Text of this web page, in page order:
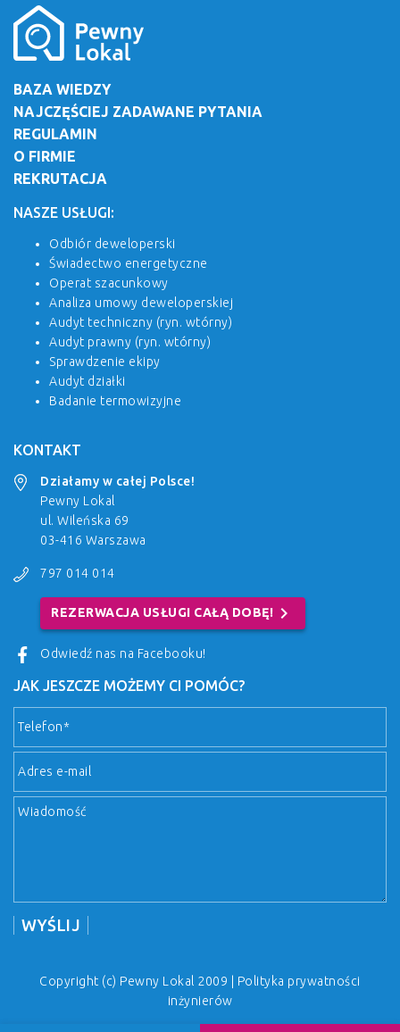
BAZA WIEDZY
NAJCZĘŚCIEJ ZADAWANE PYTANIA
REGULAMIN
O FIRMIE
REKRUTACJA
NASZE USŁUGI:
Odbiór deweloperski
Świadectwo energetyczne
Operat szacunkowy
Analiza umowy deweloperskiej
Audyt techniczny (ryn. wtórny)
Audyt prawny (ryn. wtórny)
Sprawdzenie ekipy
Audyt działki
Badanie termowizyjne
KONTAKT
Działamy w całej Polsce!
Pewny Lokal
ul. Wileńska 69
03-416 Warszawa
797 014 014
REZERWACJA USŁUGI CAŁĄ DOBĘ! chevron_right
Odwiedź nas na Facebooku!
JAK JESZCZE MOŻEMY CI POMÓC?
Copyright (c) Pewny Lokal 2009 | Polityka prywatności
inżynierów